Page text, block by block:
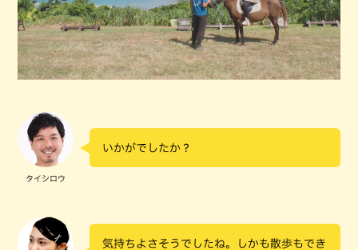
タイシロウ
いかがでしたか？
気持ちよさそうでしたね。しかも散歩もでき